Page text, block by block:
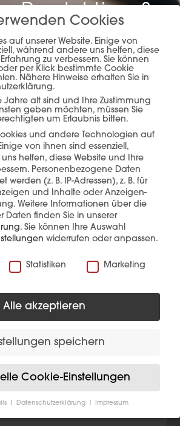
Produktion &
–alles aus
könnten Sie auch
interessieren
Cookies
auf unserer Website. Einige von
während andere uns helfen, diese
zu verbessern. Sie können
per Klick bestimmte Cookie
Nähere Hinweise erhalten Sie in
Jahre alt sind und Ihre Zustimmung
geben möchten, müssen Sie
um Erlaubnis bitten.
und andere Technologien auf
von ihnen sind essenziell,
helfen, diese Website und Ihre
Personenbezogene Daten
werden (z. B. IP-Adressen), z. B. für
und Inhalte oder Anzeigen-
Weitere Informationen über die
Daten finden Sie in unserer
. Sie können Ihre Auswahl
widerrufen oder anpassen.
Statistiken Marketing
Alle akzeptieren
speichern
Cookie-Einstellungen
Datenschutzerklärung Impressum